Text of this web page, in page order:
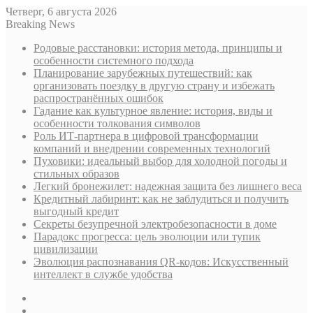
Четверг, 6 августа 2026
Breaking News
Родовые расстановки: история метода, принципы и
особенности системного подхода
Планирование зарубежных путешествий: как
организовать поездку в другую страну и избежать
распространённых ошибок
Гадание как культурное явление: история, виды и
особенности толкования символов
Роль ИТ-партнера в цифровой трансформации
компаний и внедрении современных технологий
Пуховики: идеальный выбор для холодной погоды и
стильных образов
Легкий бронежилет: надежная защита без лишнего веса
Кредитный лабиринт: как не заблудиться и получить
выгодный кредит
Секреты безупречной электробезопасности в доме
Парадокс прогресса: цель эволюции или тупик
цивилизации
Эволюция распознавания QR-кодов: Искусственный
интеллект в службе удобства